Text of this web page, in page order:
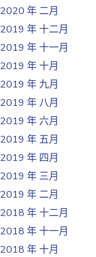
2020 年 二月
2019 年 十二月
2019 年 十一月
2019 年 十月
2019 年 九月
2019 年 八月
2019 年 六月
2019 年 五月
2019 年 四月
2019 年 三月
2019 年 二月
2018 年 十二月
2018 年 十一月
2018 年 十月